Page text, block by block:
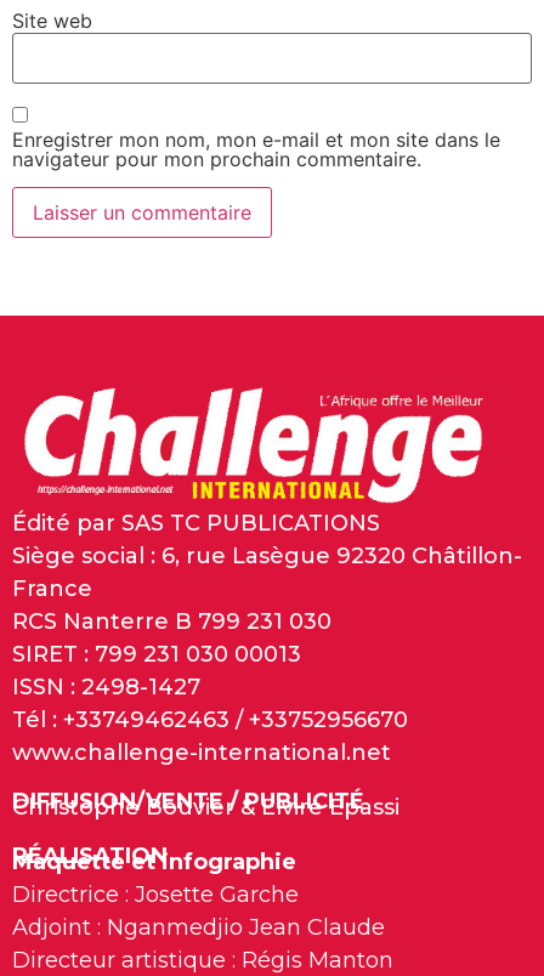
Site web
Enregistrer mon nom, mon e-mail et mon site dans le
navigateur pour mon prochain commentaire.
Édité par SAS TC PUBLICATIONS
Siège social : 6, rue Lasègue 92320 Châtillon-
France
RCS Nanterre B 799 231 030
SIRET : 799 231 030 00013
ISSN : 2498-1427
Tél : +33749462463 / +33752956670
www.challenge-international.net
DIFFUSION/VENTE / PUBLICITÉ
Christophe Bouvier & Elvire Epassi
RÉALISATION
Maquette et infographie
Directrice : Josette Garche
Adjoint : Nganmedjio Jean Claude
Directeur artistique : Régis Manton